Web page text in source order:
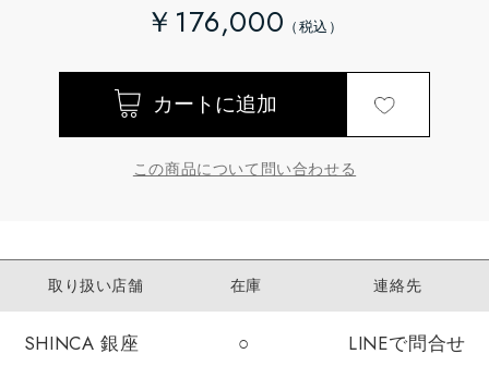
￥176,000
この商品について問い合わせる
取り扱い店舗 在庫 連絡先
SHINCA 銀座 ○ LINEで問合せ